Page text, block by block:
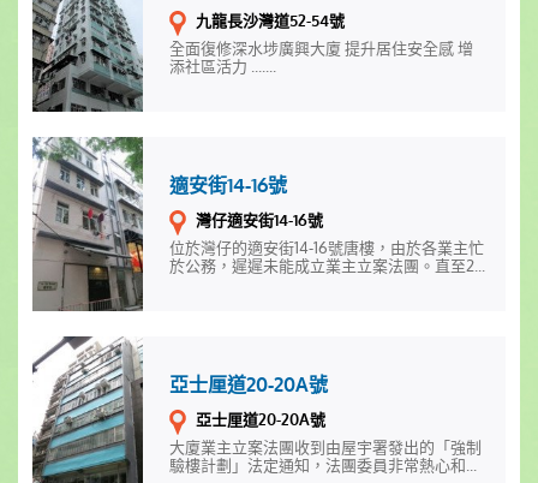
九龍長沙灣道52-54號
全面復修深水埗廣興大廈 提升居住安全感 增
添社區活力 .......
適安街14-16號
灣仔適安街14-16號
位於灣仔的適安街14-16號唐樓，由於各業主忙
於公務，遲遲未能成立業主立案法團。直至2...
亞士厘道20-20A號
亞士厘道20-20A號
大廈業主立案法團收到由屋宇署發出的「強制
驗樓計劃」法定通知，法團委員非常熱心和...